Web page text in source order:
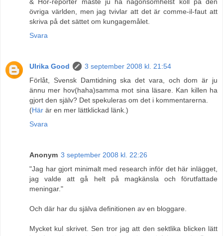
övriga världen, men jag tvivlar att det är comme-il-faut att
skriva på det sättet om kungagemålet.
Svara
Ulrika Good
3 september 2008 kl. 21:54
Förlåt, Svensk Damtidning ska det vara, och dom är ju
ännu mer hov(haha)samma mot sina läsare. Kan killen ha
gjort den själv? Det spekuleras om det i kommentarerna.
(Här är en mer lättklickad länk.)
Svara
Anonym 3 september 2008 kl. 22:26
"Jag har gjort minimalt med research inför det här inlägget,
jag valde att gå helt på magkänsla och förutfattade
meningar."
Och där har du själva definitionen av en bloggare.
Mycket kul skrivet. Sen tror jag att den sektlika blicken lätt